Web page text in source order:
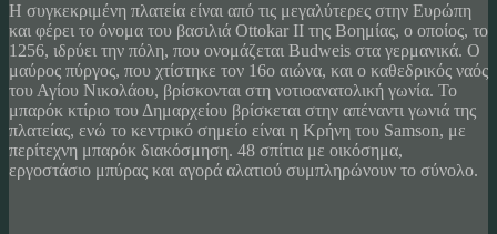
Η συγκεκριμένη πλατεία είναι από τις μεγαλύτερες στην Ευρώπη
και φέρει το όνομα του βασιλιά Ottokar II της Βοημίας, ο οποίος, το
1256, ιδρύει την πόλη, που ονομάζεται Budweis στα γερμανικά. Ο
μαύρος πύργος, που χτίστηκε τον 16ο αιώνα, και ο καθεδρικός ναός
του Αγίου Νικολάου, βρίσκονται στη νοτιοανατολική γωνία. Το
μπαρόκ κτίριο του Δημαρχείου βρίσκεται στην απέναντι γωνιά της
πλατείας, ενώ το κεντρικό σημείο είναι η Κρήνη του Samson, με
περίτεχνη μπαρόκ διακόσμηση. 48 σπίτια με οικόσημα,
εργοστάσιο μπύρας και αγορά αλατιού συμπληρώνουν το σύνολο.